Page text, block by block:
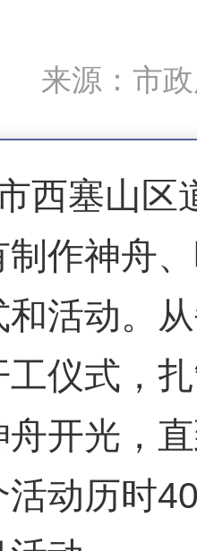
来源：市
西塞山区
作神舟
和活动。
工仪式，
开光，
动历时